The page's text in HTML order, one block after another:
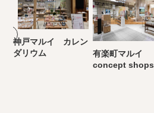
神戸マルイ カレン
ダリウム
有楽町マルイ
concept shops